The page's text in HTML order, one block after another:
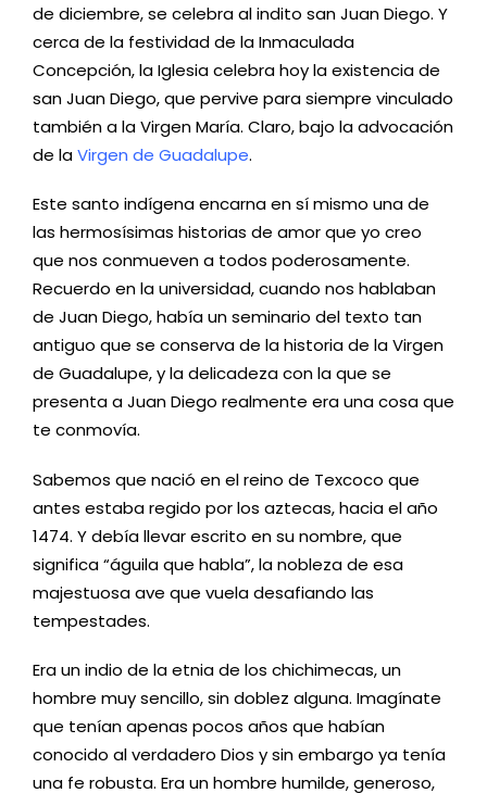
de diciembre, se celebra al indito san Juan Diego. Y
cerca de la festividad de la Inmaculada
Concepción, la Iglesia celebra hoy la existencia de
san Juan Diego, que pervive para siempre vinculado
también a la Virgen María. Claro, bajo la advocación
de laVirgen de Guadalupe.
Este santo indígena encarna en sí mismo una de
las hermosísimas historias de amor que yo creo
que nos conmueven a todos poderosamente.
Recuerdo en la universidad, cuando nos hablaban
de Juan Diego, había un seminario del texto tan
antiguo que se conserva de la historia de la Virgen
de Guadalupe, y la delicadeza con la que se
presenta a Juan Diego realmente era una cosa que
te conmovía.
Sabemos que nació en el reino de Texcoco que
antes estaba regido por los aztecas, hacia el año
1474. Y debía llevar escrito en su nombre, que
significa “águila que habla”, la nobleza de esa
majestuosa ave que vuela desafiando las
tempestades.
Era un indio de la etnia de los chichimecas, un
hombre muy sencillo, sin doblez alguna. Imagínate
que tenían apenas pocos años que habían
conocido al verdadero Dios y sin embargo ya tenía
una fe robusta. Era un hombre humilde, generoso,